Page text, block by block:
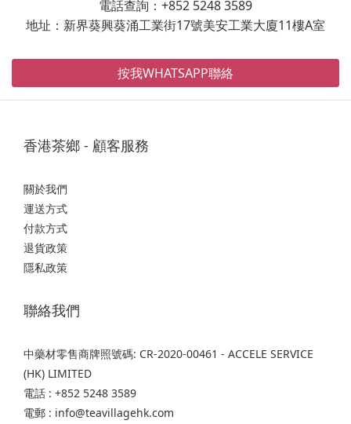
電話查詢：+852 5248 3589
地址：新界葵興葵涌工業街17號美安工業大廈11樓A室
按我WHATSAPP聯絡
香港茶鄉 - 顧客服務
關於我們
運送方式
付款方式
退貨政策
隱私政策
聯絡我們
中藥材零售商牌照號碼: CR-2020-00461 - ACCELE SERVICE
(HK) LIMITED
電話 : +852 5248 3589
電郵 : info@teavillagehk.com